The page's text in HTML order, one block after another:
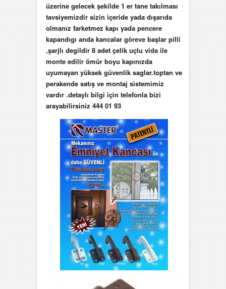
üzerine gelecek şekilde 1 er tane takılması
tavsiyemizdir sizin içeride yada dışarıda
olmanız farketmez kapı yada pencere
kapandıgı anda kancalar göreve başlar pilli
,şarjlı degildir 8 adet çelik uçlu vida ile
monte edilir ömür boyu kapınızda
uyumayan yüksek güvenlik saglar.toptan ve
perakende satış ve montaj sistemimiz
vardır .detaylı bilgi için telefonla bizi
arayabilirsiniz 444 01 93